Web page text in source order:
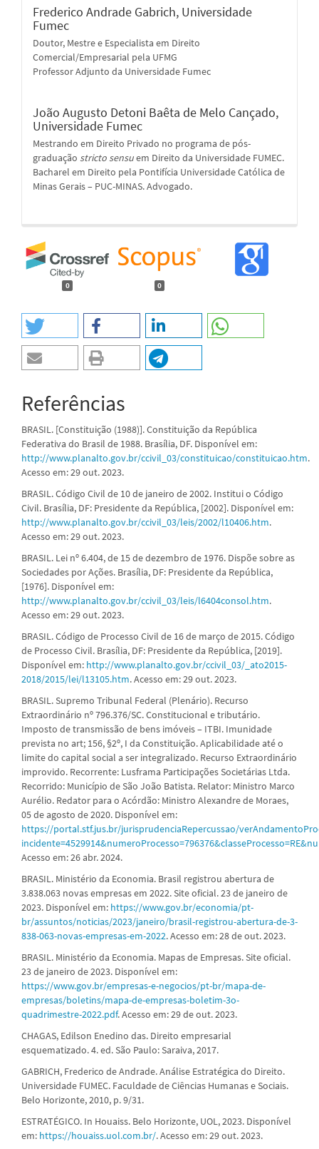
Frederico Andrade Gabrich, Universidade
Fumec
Doutor, Mestre e Especialista em Direito
Comercial/Empresarial pela UFMG
Professor Adjunto da Universidade Fumec
João Augusto Detoni Baêta de Melo Cançado,
Universidade Fumec
Mestrando em Direito Privado no programa de pós-
graduação stricto sensuem Direito da Universidade FUMEC.
Bacharel em Direito pela Pontifícia Universidade Católica de
Minas Gerais – PUC-MINAS. Advogado.
0 0
Referências
BRASIL. [Constituição (1988)]. Constituição da República
Federativa do Brasil de 1988. Brasília, DF. Disponível em:
http://www.planalto.gov.br/ccivil_03/constituicao/constituicao.htm.
Acesso em: 29 out. 2023.
BRASIL. Código Civil de 10 de janeiro de 2002. Institui o Código
Civil. Brasília, DF: Presidente da República, [2002]. Disponível em:
http://www.planalto.gov.br/ccivil_03/leis/2002/l10406.htm.
Acesso em: 29 out. 2023.
BRASIL. Lei nº 6.404, de 15 de dezembro de 1976. Dispõe sobre as
Sociedades por Ações. Brasília, DF: Presidente da República,
[1976]. Disponível em:
http://www.planalto.gov.br/ccivil_03/leis/l6404consol.htm.
Acesso em: 29 out. 2023.
BRASIL. Código de Processo Civil de 16 de março de 2015. Código
de Processo Civil. Brasília, DF: Presidente da República, [2019].
Disponível em: http://www.planalto.gov.br/ccivil_03/_ato2015-
2018/2015/lei/l13105.htm. Acesso em: 29 out. 2023.
BRASIL. Supremo Tribunal Federal (Plenário). Recurso
Extraordinário nº 796.376/SC. Constitucional e tributário.
Imposto de transmissão de bens imóveis – ITBI. Imunidade
prevista no art; 156, §2º, I da Constituição. Aplicabilidade até o
limite do capital social a ser integralizado. Recurso Extraordinário
improvido. Recorrente: Lusframa Participações Societárias Ltda.
Recorrido: Município de São João Batista. Relator: Ministro Marco
Aurélio. Redator para o Acórdão: Ministro Alexandre de Moraes,
05 de agosto de 2020. Disponível em:
https://portal.stf.jus.br/jurisprudenciaRepercussao/
Acesso em: 26 abr. 2024.
BRASIL. Ministério da Economia. Brasil registrou abertura de
3.838.063 novas empresas em 2022. Site oficial. 23 de janeiro de
2023. Disponível em: https://www.gov.br/economia/pt-
br/assuntos/noticias/2023/janeiro/brasil-registrou-abertura-de-3-
838-063-novas-empresas-em-2022. Acesso em: 28 de out. 2023.
BRASIL. Ministério da Economia. Mapas de Empresas. Site oficial.
23 de janeiro de 2023. Disponível em:
https://www.gov.br/empresas-e-negocios/pt-br/mapa-de-
empresas/boletins/mapa-de-empresas-boletim-3o-
quadrimestre-2022.pdf. Acesso em: 29 de out. 2023.
CHAGAS, Edilson Enedino das. Direito empresarial
esquematizado. 4. ed. São Paulo: Saraiva, 2017.
GABRICH, Frederico de Andrade. Análise Estratégica do Direito.
Universidade FUMEC. Faculdade de Ciências Humanas e Sociais.
Belo Horizonte, 2010, p. 9/31.
ESTRATÉGICO. In Houaiss. Belo Horizonte, UOL, 2023. Disponível
em: https://houaiss.uol.com.br/. Acesso em: 29 out. 2023.